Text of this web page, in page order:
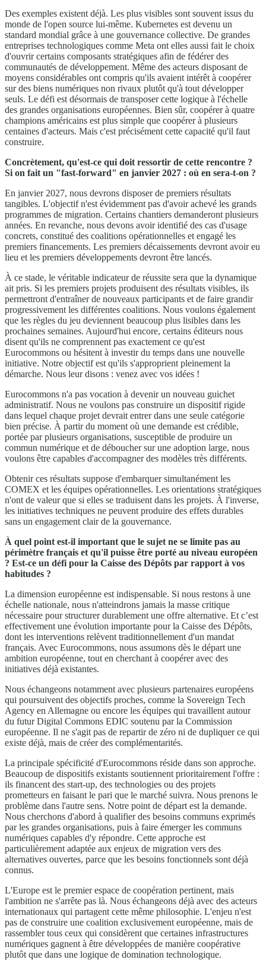
Des exemples existent déjà. Les plus visibles sont souvent issus du
monde de l'open source lui-même. Kubernetes est devenu un
standard mondial grâce à une gouvernance collective. De grandes
entreprises technologiques comme Meta ont elles aussi fait le choix
d'ouvrir certains composants stratégiques afin de fédérer des
communautés de développement. Même des acteurs disposant de
moyens considérables ont compris qu'ils avaient intérêt à coopérer
sur des biens numériques non rivaux plutôt qu'à tout développer
seuls. Le défi est désormais de transposer cette logique à l'échelle
des grandes organisations européennes. Bien sûr, coopérer à quatre
champions américains est plus simple que coopérer à plusieurs
centaines d'acteurs. Mais c'est précisément cette capacité qu'il faut
construire.
Concrètement, qu'est-ce qui doit ressortir de cette rencontre ?
Si on fait un "fast-forward" en janvier 2027 : où en sera-t-on ?
En janvier 2027, nous devrons disposer de premiers résultats
tangibles. L'objectif n'est évidemment pas d'avoir achevé les grands
programmes de migration. Certains chantiers demanderont plusieurs
années. En revanche, nous devons avoir identifié des cas d'usage
concrets, constitué des coalitions opérationnelles et engagé les
premiers financements. Les premiers décaissements devront avoir eu
lieu et les premiers développements devront être lancés.
À ce stade, le véritable indicateur de réussite sera que la dynamique
ait pris. Si les premiers projets produisent des résultats visibles, ils
permettront d'entraîner de nouveaux participants et de faire grandir
progressivement les différentes coalitions. Nous voulons également
que les règles du jeu deviennent beaucoup plus lisibles dans les
prochaines semaines. Aujourd'hui encore, certains éditeurs nous
disent qu'ils ne comprennent pas exactement ce qu'est
Eurocommons ou hésitent à investir du temps dans une nouvelle
initiative. Notre objectif est qu'ils s'approprient pleinement la
démarche. Nous leur disons : venez avec vos idées !
Eurocommons n'a pas vocation à devenir un nouveau guichet
administratif. Nous ne voulons pas construire un dispositif rigide
dans lequel chaque projet devrait entrer dans une seule catégorie
bien précise. À partir du moment où une demande est crédible,
portée par plusieurs organisations, susceptible de produire un
commun numérique et de déboucher sur une adoption large, nous
voulons être capables d'accompagner des modèles très différents.
Obtenir ces résultats suppose d'embarquer simultanément les
COMEX et les équipes opérationnelles. Les orientations stratégiques
n'ont de valeur que si elles se traduisent dans les projets. À l'inverse,
les initiatives techniques ne peuvent produire des effets durables
sans un engagement clair de la gouvernance.
À quel point est-il important que le sujet ne se limite pas au
périmètre français et qu'il puisse être porté au niveau européen
? Est-ce un défi pour la Caisse des Dépôts par rapport à vos
habitudes ?
La dimension européenne est indispensable. Si nous restons à une
échelle nationale, nous n'atteindrons jamais la masse critique
nécessaire pour structurer durablement une offre alternative. Et c’est
effectivement une évolution importante pour la Caisse des Dépôts,
dont les interventions relèvent traditionnellement d'un mandat
français. Avec Eurocommons, nous assumons dès le départ une
ambition européenne, tout en cherchant à coopérer avec des
initiatives déjà existantes.
Nous échangeons notamment avec plusieurs partenaires européens
qui poursuivent des objectifs proches, comme la Sovereign Tech
Agency en Allemagne ou encore les équipes qui travaillent autour
du futur Digital Commons EDIC soutenu par la Commission
européenne. Il ne s'agit pas de repartir de zéro ni de dupliquer ce qui
existe déjà, mais de créer des complémentarités.
La principale spécificité d'Eurocommons réside dans son approche.
Beaucoup de dispositifs existants soutiennent prioritairement l'offre :
ils financent des start-up, des technologies ou des projets
prometteurs en faisant le pari que le marché suivra. Nous prenons le
problème dans l'autre sens. Notre point de départ est la demande.
Nous cherchons d'abord à qualifier des besoins communs exprimés
par les grandes organisations, puis à faire émerger les communs
numériques capables d'y répondre. Cette approche est
particulièrement adaptée aux enjeux de migration vers des
alternatives ouvertes, parce que les besoins fonctionnels sont déjà
connus.
L'Europe est le premier espace de coopération pertinent, mais
l'ambition ne s'arrête pas là. Nous échangeons déjà avec des acteurs
internationaux qui partagent cette même philosophie. L'enjeu n'est
pas de construire une coalition exclusivement européenne, mais de
rassembler tous ceux qui considèrent que certaines infrastructures
numériques gagnent à être développées de manière coopérative
plutôt que dans une logique de domination technologique.